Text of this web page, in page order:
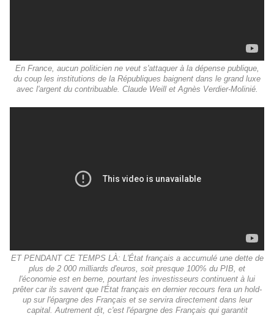
En France, aucun politicien ne veut s'attaquer à la dépense publique,
du coup les institutions de la Républiques baignent dans le grand luxe
avec l'argent du contribuable. Claude Weill et Agnès Verdier-Molinié.
ET PENDANT CE TEMPS LÀ: L'État français a accumulé une dette de
plus de 2 000 milliards d'euros, soit presque 100% du PIB, et
l'économie est en berne, pourtant les investisseurs continuent à lui
prêter car ils savent que l'État français en dernier recours fera un hold-
up sur l'épargne des Français et se servira directement dans leur
capital. Autrement dit, c'est l'épargne des Français qui garantit